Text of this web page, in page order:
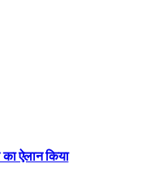
का ऐलान किया